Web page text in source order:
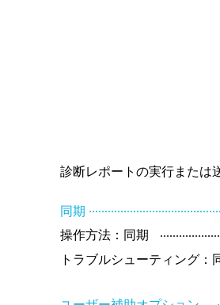
診断レポートの実行または
同期
操作方法：同期
トラブルシューティング：